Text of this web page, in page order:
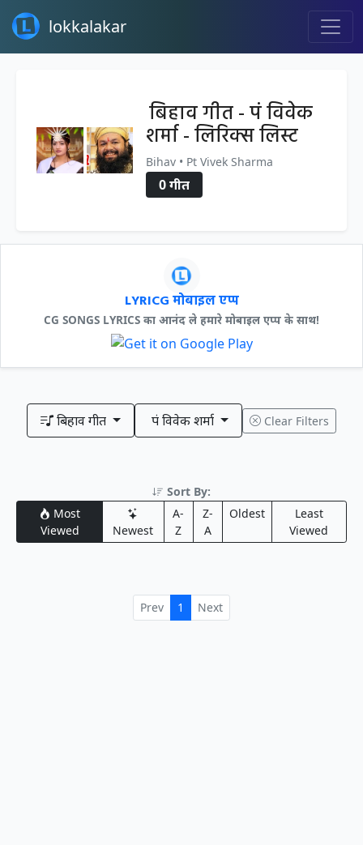
lokkalakar
बिहाव गीत - पं विवेक
शर्मा - लिरिक्स लिस्ट
Bihav • Pt Vivek Sharma
0 गीत
LYRICG मोबाइल एप्प
CG SONGS LYRICS का आनंद ले हमारे मोबाइल एप्प के साथ!
बिहाव गीत पं विवेक शर्मा Clear Filters
Sort By:
Most
Viewed
Newest
A-
Z
Z-
A
Oldest
Least
Viewed
Prev 1 Next